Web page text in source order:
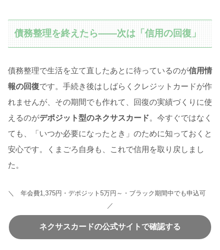
債務整理を終えたら——次は「信用の回復」
債務整理で生活を立て直したあとに待っているのが信用情
報の回復です。手続き後はしばらくクレジットカードが作
れませんが、その期間でも作れて、回復の実績づくりに使
えるのがデポジット型のネクサスカード。今すぐではなく
ても、「いつか必要になったとき」のために知っておくと
安心です。くまごろ自身も、これで信用を取り戻しまし
た。
＼ 年会費1,375円・デポジット5万円～・ブラック期間中でも申込可
／
ネクサスカードの公式サイトで確認する